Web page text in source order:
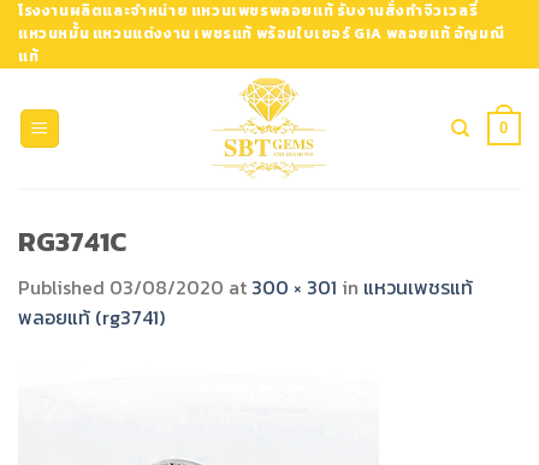
Skip
content
โรงงานผลิตและจำหน่าย แหวนเพชรพลอยแท้ รับงานสั่งทำจิวเวลรี่
แหวนหมั้น แหวนแต่งงาน เพชรแท้ พร้อมใบเซอร์ GIA พลอยแท้ อัญมณี
แท้
0
RG3741C
Published 03/08/2020 at 300 × 301 in แหวนเพชรแท้
พลอยแท้ (rg3741)